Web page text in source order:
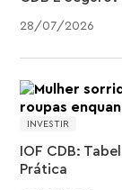
28/07/2026
INVESTIR
IOF CDB:
Prática